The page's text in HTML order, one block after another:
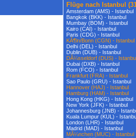
Flüge nach Istanbul
Amsterdam (AMS) - Istanbul
Bangkok (BKK) - Istanbul
Mumbay (BOM) - Istanbul
Kairo (CAI) - Istanbul
Paris (CDG) - Istanbul
KÃ¶ln/Bonn (CGN) - Istanbul
Delhi (DEL) - Istanbul
Dublin (DUB) - Istanbul
DÃ¼sseldorf (DUS) -
Dubai (DXB) - Istanbul
Rom (FCO) - Istanbul
Frankfurt (FRA) - Istanbul
Sao Paulo (GRU) - Istanbul
Hannover (HAJ) - Istanbul
Hamburg (HAM) - Istanbul
Hong Kong (HKG) - Istanbul
New York (JFK) - Istanbul
Johannesburg (JNB) -
Kuala Lumpur (KUL) -
London (LHR) - Istanbul
Madrid (MAD) - Istanbul
MÃ¼nchen (MUC) - Istanbul